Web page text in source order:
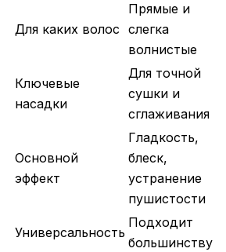
Для каких волос
Прямые и
слегка
волнистые
Ключевые
насадки
Для точной
сушки и
сглаживания
Основной
эффект
Гладкость,
блеск,
устранение
пушистости
Универсальность
Подходит
большинству